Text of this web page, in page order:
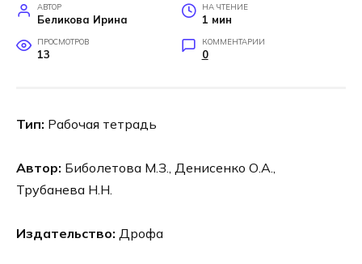
АВТОР
Беликова Ирина
НА ЧТЕНИЕ
1 мин
ПРОСМОТРОВ
13
КОММЕНТАРИИ
0
Тип: Рабочая тетрадь
Автор: Биболетова М.З., Денисенко О.А.,
Трубанева Н.Н.
Издательство: Дрофа